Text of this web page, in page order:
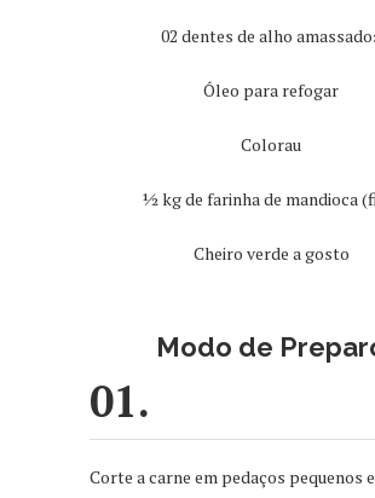
02 dentes de alho
Óleo para refogar
Colorau
½ kg de farinha de mandioca
Cheiro verde a gosto
Modo de
01.
Corte a carne em pedaços pequenos